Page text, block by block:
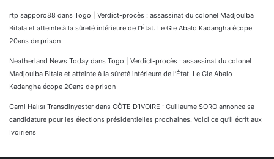
rtp sapporo88 dans Togo | Verdict-procès : assassinat du colonel Madjoulba
Bitala et atteinte à la sûreté intérieure de l’État. Le Gle Abalo Kadangha écope
20ans de prison
Neatherland News Today dans Togo | Verdict-procès : assassinat du colonel
Madjoulba Bitala et atteinte à la sûreté intérieure de l’État. Le Gle Abalo
Kadangha écope 20ans de prison
Cami Halısı Transdinyester dans CÔTE D’IVOIRE : Guillaume SORO annonce sa
candidature pour les élections présidentielles prochaines. Voici ce qu’il écrit aux
Ivoiriens